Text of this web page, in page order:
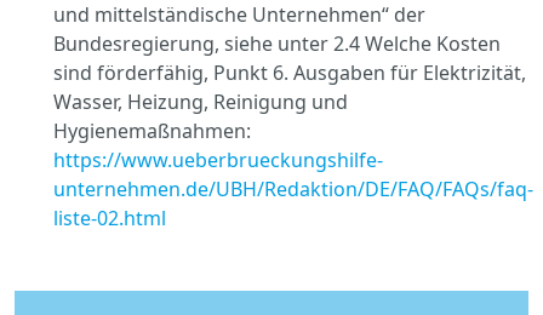
und mittelständische Unternehmen“ der
Bundesregierung, siehe unter 2.4 Welche Kosten
sind förderfähig, Punkt 6. Ausgaben für Elektrizität,
Wasser, Heizung, Reinigung und
Hygienemaßnahmen:
https://www.ueberbrueckungshilfe-
unternehmen.de/UBH/Redaktion/DE/FAQ/FAQs/faq-
liste-02.html